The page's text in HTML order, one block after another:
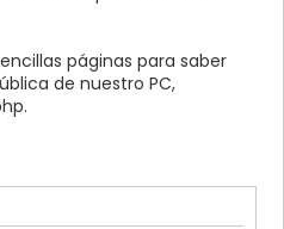
páginas para saber
de nuestro PC,